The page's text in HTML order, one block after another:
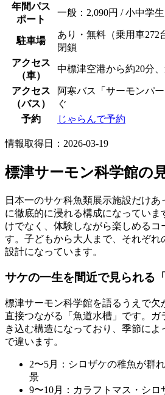
年間パス
ポート
一般：2,090円 / 小中学生
駐車場
あり・無料（乗用車
閉鎖
アクセス
（車）
中標津空港から約20分
アクセス
（バス）
阿寒バス「サーモンパ
ぐ
予約
じゃらんで予約
情報取得日：2026-03-19
標津サーモン科学館の
日本一のサケ科魚類展示施設だけ
に徹底的に浸れる構成になってい
けでなく、体験しながら楽しめる
す。子どもから大人まで、それぞれ
設計になっています。
サケの一生を間近で見られる
標津サーモン科学館を語るうえで欠
直接つながる「魚道水槽」 です。ガ
き込む構造になっており、季節によ
で違います。
2〜5月：シロザケの稚魚が群
景
9〜10月：カラフトマス・シ